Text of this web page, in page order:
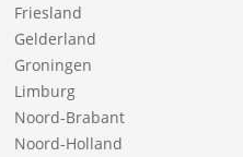
Friesland
Gelderland
Groningen
Limburg
Noord-Brabant
Noord-Holland